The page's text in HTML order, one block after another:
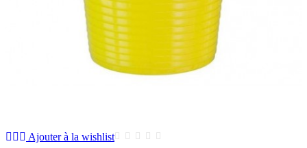
Ajouter à la wishlist